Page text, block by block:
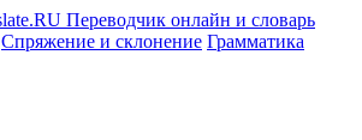
Спряжение и склонение Грамматика